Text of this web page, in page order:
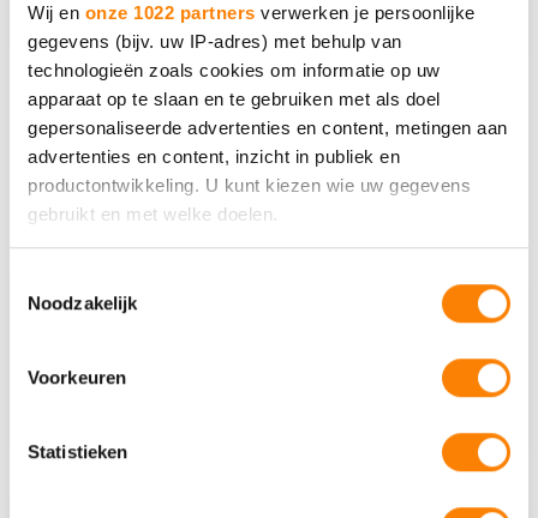
Wij en onze 1022 partners verwerken je persoonlijke
gegevens (bijv. uw IP-adres) met behulp van
technologieën zoals cookies om informatie op uw
apparaat op te slaan en te gebruiken met als doel
gepersonaliseerde advertenties en content, metingen aan
advertenties en content, inzicht in publiek en
productontwikkeling. U kunt kiezen wie uw gegevens
gebruikt en met welke doelen.
Informatie verzamelen over uw geografische locatie,
Uw apparaat identificeren door het actief te scannen
op specifieke eigenschappen (fingerprinting)
verwerkt en stel uw voorkeuren in het
detailgedeelte
in.
Noodzakelijk
Voorkeuren
Statistieken
Lees meer
Naar activiteiten overzicht
Agenda voor professionals